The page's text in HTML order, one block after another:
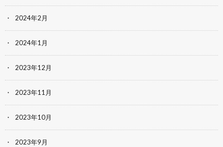
2024年2月
2024年1月
2023年12月
2023年11月
2023年10月
2023年9月